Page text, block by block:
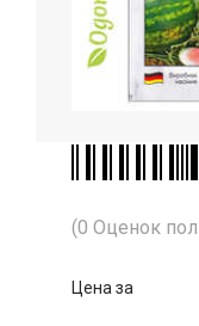
(0 Оценок
Цена за